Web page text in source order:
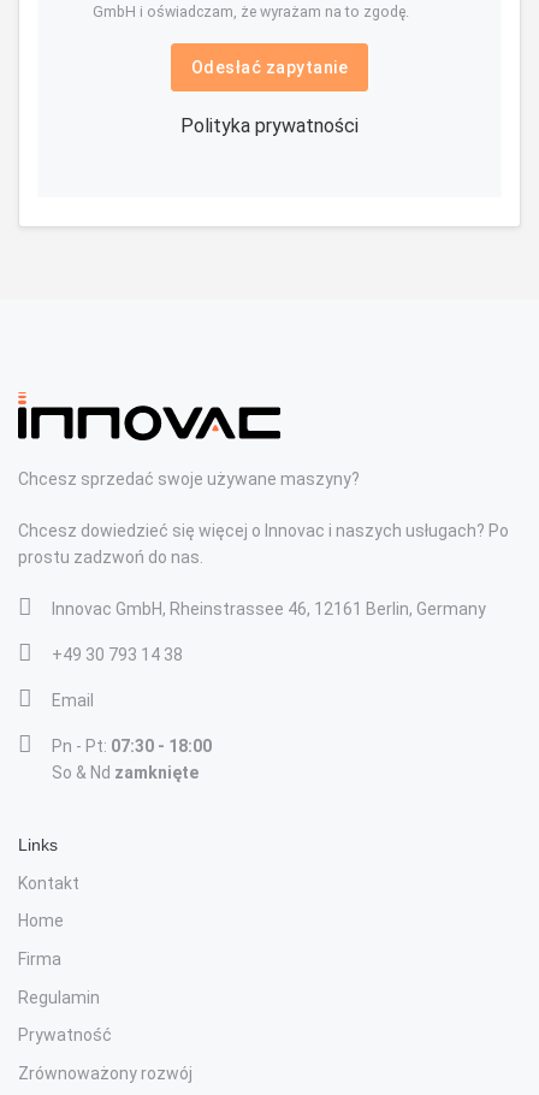
GmbH i oświadczam, że wyrażam na to zgodę.
Odesłać zapytanie
Polityka prywatności
Chcesz sprzedać swoje używane maszyny?
Chcesz dowiedzieć się więcej o Innovac i naszych usługach? Po
prostu zadzwoń do nas.
Innovac GmbH, Rheinstrassee 46, 12161 Berlin, Germany
+49 30 793 14 38
Email
Pn - Pt: 07:30 - 18:00
So & Nd zamknięte
Links
Kontakt
Home
Firma
Regulamin
Prywatność
Zrównoważony rozwój